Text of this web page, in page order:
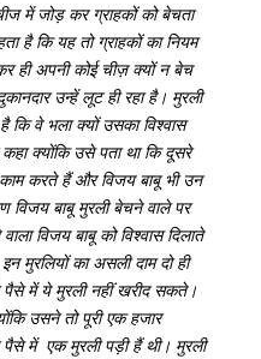
में जोड़ कर ग्राहकों को बेचता
है कि यह तो ग्राहकों का नियम
ही अपनी कोई चीज़ क्यों न बेच
उन्हें लूट ही रहा है। मुरली
कि वे भला क्यों उसका विश्वास
क्योंकि उसे पता था कि दूसरे
करते हैं और विजय बाबू भी उन
विजय बाबू मुरली बेचने वाले पर
विजय बाबू को विश्वास दिलाते
मुरलियों का असली दाम दो ही
में ये मुरली नहीं खरीद सकते।
उसने तो पूरी एक हजार
पैसे में एक मुरली पड़ी हैं थी। मुरली